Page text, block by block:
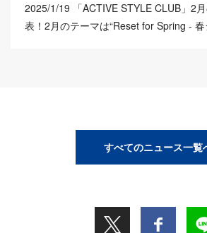
2025/1/19
「ACTIVE STYLE CLUB」2
表！2月のテーマは“Reset for Spring - 春
すべてのニュース一覧